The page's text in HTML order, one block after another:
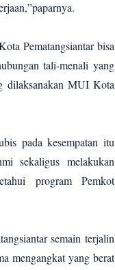
Pematangsiantar bisa
tali-menali yang
dilaksanakan MUI Kota
pada kesempatan itu
sekaligus melakukan
program Pemkot
semain terjalin
mengangkat yang berat